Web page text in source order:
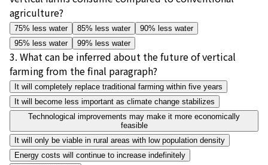
agriculture?
75% less water 85% less water
90% less water
95% less water
99% less water
3. What can be inferred about the future of vertical
farming from the final paragraph?
It will completely replace traditional farming within five years
It will become less important as climate change stabilizes
Technological improvements may make it more economically
feasible
It will only be viable in rural areas with low population density
Energy costs will continue to increase indefinitely